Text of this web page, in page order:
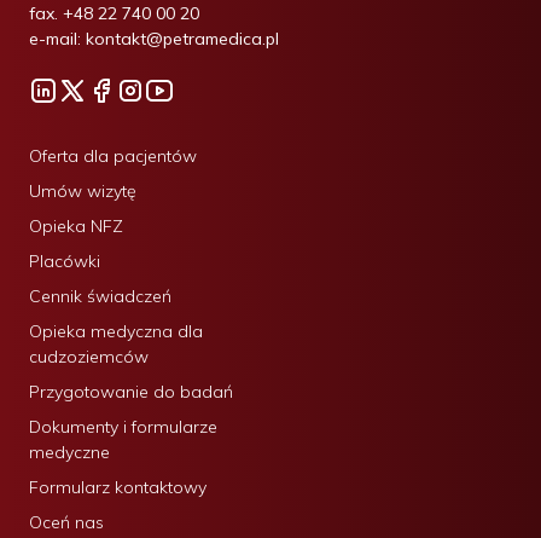
fax. +48 22 740 00 20
e-mail: kontakt@petramedica.pl
Oferta dla pacjentów
Umów wizytę
Opieka NFZ
Placówki
Cennik świadczeń
Opieka medyczna dla
cudzoziemców
Przygotowanie do badań
Dokumenty i formularze
medyczne
Formularz kontaktowy
Oceń nas